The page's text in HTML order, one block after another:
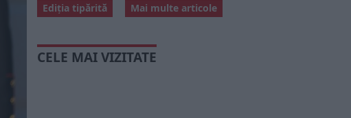
Mai multe articole
Ediția tipărită
CELE MAI VIZITATE